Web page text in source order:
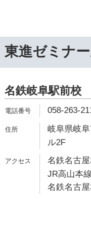
東進ゼミナ
名鉄岐阜駅前校
058-263-
岐阜県岐
ル2F
名鉄名古
JR高山本
名鉄名古